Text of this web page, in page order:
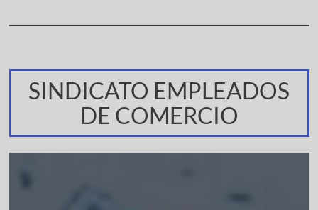
SINDICATO EMPLEADOS
DE COMERCIO